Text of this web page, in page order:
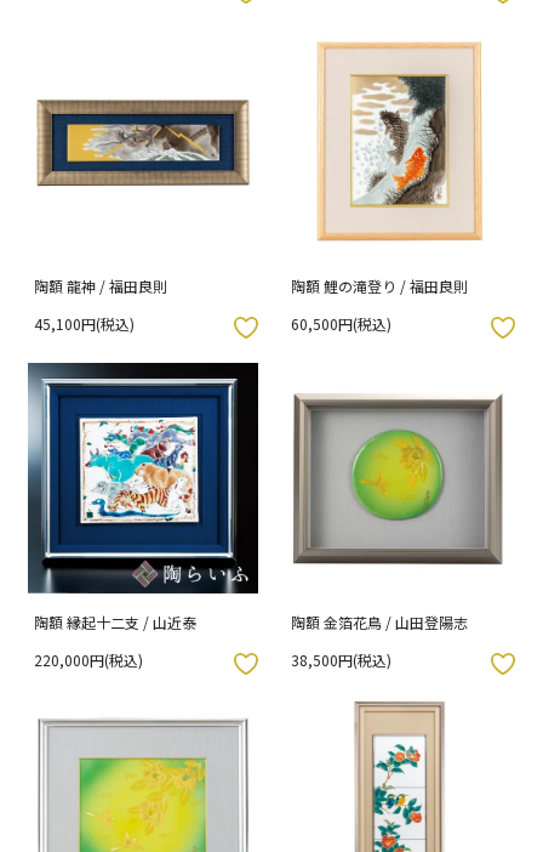
陶額 龍神 / 福田良則
45,100円(税込)
陶額 鯉の滝登り / 福田良則
60,500円(税込)
お気に入りボタン
陶額 縁起十二支 / 山近泰
220,000円(税込)
陶額 金箔花鳥 / 山田登陽志
38,500円(税込)
お気に入りボタン